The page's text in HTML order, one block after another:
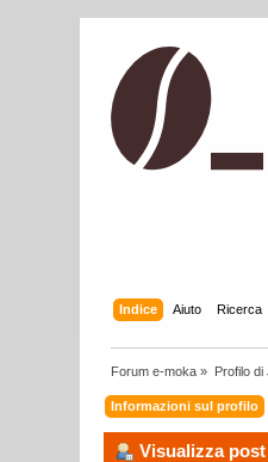
Indice Aiuto Ricerca
Forum e-moka » Profilo
Informazioni sul profilo
Visualizza post